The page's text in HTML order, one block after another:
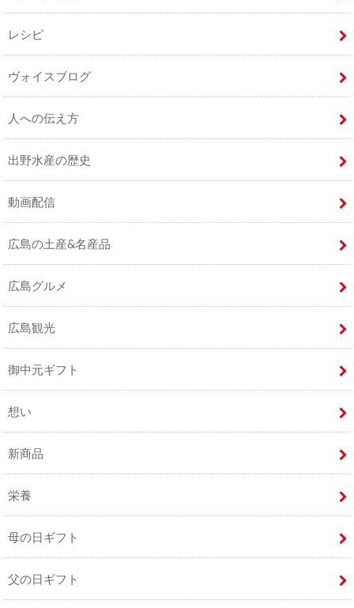
レシピ
ヴォイスブログ
人への伝え方
出野水産の歴史
動画配信
広島の土産&名産品
広島グルメ
広島観光
御中元ギフト
想い
新商品
栄養
母の日ギフト
父の日ギフト